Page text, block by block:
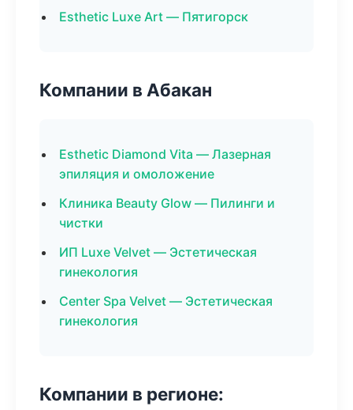
Esthetic Luxe Art — Пятигорск
Компании в Абакан
Esthetic Diamond Vita — Лазерная
эпиляция и омоложение
Клиника Beauty Glow — Пилинги и
чистки
ИП Luxe Velvet — Эстетическая
гинекология
Center Spa Velvet — Эстетическая
гинекология
Компании в регионе: